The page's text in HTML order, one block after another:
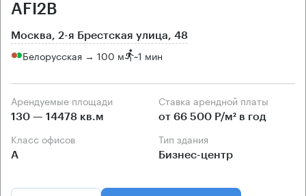
AFI2B
Москва, 2-я Брестская улица, 48
Белорусская → 100 м ~1 мин
Арендуемые площади
130 — 14478 кв.м
Ставка арендной платы
от 66 500 Р/м² в год
Класс офисов
А
Тип здания
Бизнес-центр